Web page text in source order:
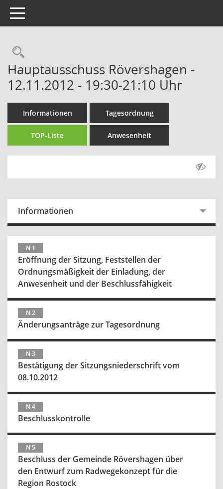
Toggle navigation
Rechercheauswahl
Hauptausschuss Rövershagen -
12.11.2012 - 19:30-21:10 Uhr
Informationen Tagesordnung
TOP-Liste Anwesenheit
Informationen
N 1
Eröffnung der Sitzung, Feststellen der
Ordnungsmäßigkeit der Einladung, der
Anwesenheit und der Beschlussfähigkeit
N 2
Änderungsanträge zur Tagesordnung
N 3
Bestätigung der Sitzungsniederschrift vom
08.10.2012
N 4
Beschlusskontrolle
N 5
Beschluss der Gemeinde Rövershagen über
den Entwurf zum Radwegekonzept für die
Region Rostock